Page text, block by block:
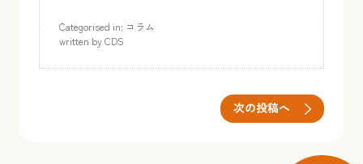
Categorised in: コラム
written by CDS
次の投稿へ